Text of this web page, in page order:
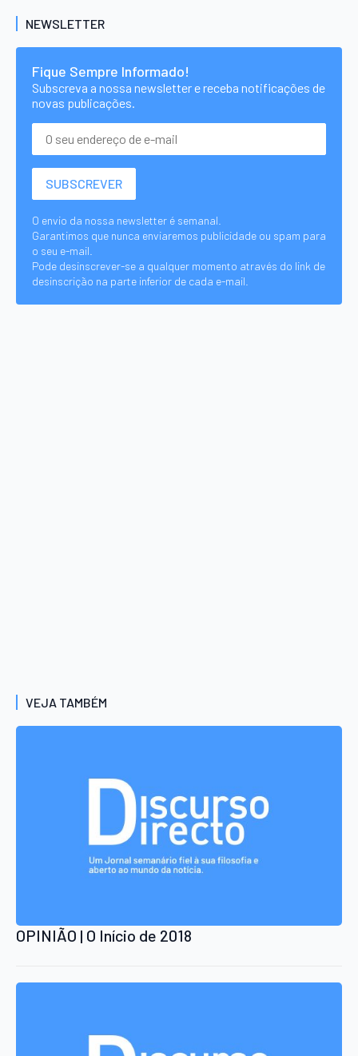
NEWSLETTER
Fique Sempre Informado!
Subscreva a nossa newsletter e receba notificações de
novas publicações.
O envio da nossa newsletter é semanal.
Garantimos que nunca enviaremos publicidade ou spam para
o seu e-mail.
Pode desinscrever-se a qualquer momento através do link de
desinscrição na parte inferior de cada e-mail.
VEJA TAMBÉM
OPINIÃO | O Início de 2018